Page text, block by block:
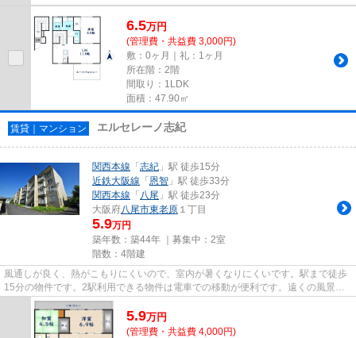
6.5万円
(管理費・共益費 3,000円)
敷：0ヶ月｜礼：1ヶ月
所在階：2階
間取り：1LDK
面積：47.90㎡
賃貸｜マンション エルセレーノ志紀
関西本線 「志紀 」駅 徒歩15分
近鉄大阪線 「恩智 」駅 徒歩33分
関西本線 「 八尾 」駅 徒歩23分
大阪府八尾市東老原 １丁目
5.9万円
築年数：築44年 ｜募集中： 2室
階数：4階建
風通しが良く、熱がこもりにくいので、室内が暑くなりにくいです。駅まで徒歩
15分の物件です。2駅利用できる物件は電車での移動が便利です。遠くの風景を
見つめることは視力回復にも繋...
5.9万円
(管理費・共益費 4,000円)